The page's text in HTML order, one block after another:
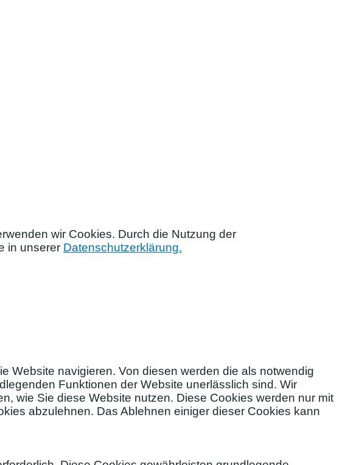
wir Cookies. Durch die Nutzung der
in unserer Datenschutzerklärung.
Website navigieren. Von diesen werden die als notwendig
Funktionen der Website unerlässlich sind. Wir
wie Sie diese Website nutzen. Diese Cookies werden nur mit
abzulehnen. Das Ablehnen einiger dieser Cookies kann